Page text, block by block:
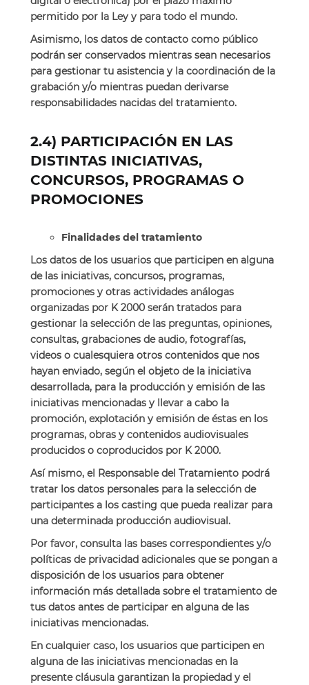
permitido por la Ley y para todo el mundo.
Asimismo, los datos de contacto como público
podrán ser conservados mientras sean necesarios
para gestionar tu asistencia y la coordinación de la
grabación y/o mientras puedan derivarse
responsabilidades nacidas del tratamiento.
2.4) PARTICIPACIÓN EN LAS
DISTINTAS INICIATIVAS,
CONCURSOS, PROGRAMAS O
PROMOCIONES
Finalidades del tratamiento
Los datos de los usuarios que participen en alguna
de las iniciativas, concursos, programas,
promociones y otras actividades análogas
organizadas por K 2000 serán tratados para
gestionar la selección de las preguntas, opiniones,
consultas, grabaciones de audio, fotografías,
videos o cualesquiera otros contenidos que nos
hayan enviado, según el objeto de la iniciativa
desarrollada, para la producción y emisión de las
iniciativas mencionadas y llevar a cabo la
promoción, explotación y emisión de éstas en los
programas, obras y contenidos audiovisuales
producidos o coproducidos por K 2000.
Así mismo, el Responsable del Tratamiento podrá
tratar los datos personales para la selección de
participantes a los casting que pueda realizar para
una determinada producción audiovisual.
Por favor, consulta las bases correspondientes y/o
políticas de privacidad adicionales que se pongan a
disposición de los usuarios para obtener
información más detallada sobre el tratamiento de
tus datos antes de participar en alguna de las
iniciativas mencionadas.
En cualquier caso, los usuarios que participen en
alguna de las iniciativas mencionadas en la
presente cláusula garantizan la propiedad y el